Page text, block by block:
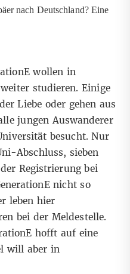
wollen in
studieren. Einige
Liebe oder gehen aus
jungen Auswanderer
besucht. Nur
Abschluss, sieben
Registrierung bei
nicht so
leben hier
bei der Meldestelle.
hofft auf eine
will aberin